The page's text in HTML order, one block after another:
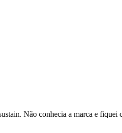
Não conhecia a marca e fiquei